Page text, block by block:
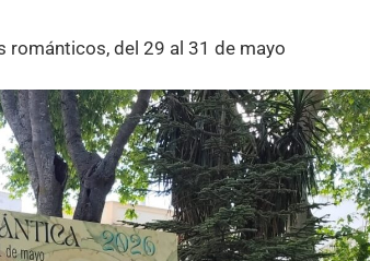
románticos, del 29 al 31 de mayo